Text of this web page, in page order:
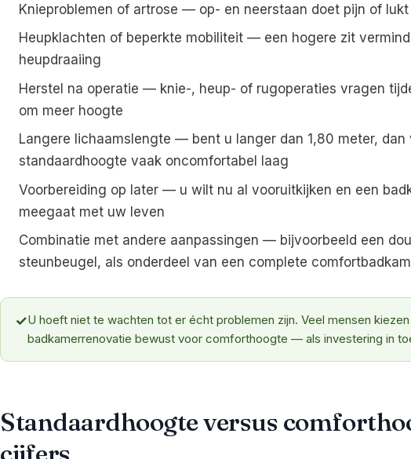
Knieproblemen of artrose — op- en neerstaan doet pijn of
Heupklachten of beperkte mobiliteit — een hogere zit
heupdraaiing
Herstel na operatie — knie-, heup- of rugoperaties vragen
om meer hoogte
Langere lichaamslengte — bent u langer dan 1,80 meter, dan
standaardhoogte vaak oncomfortabel laag
Voorbereiding op later — u wilt nu al vooruitkijken en een
meegaat met uw leven
Combinatie met andere aanpassingen — bijvoorbeeld een
steunbeugel, als onderdeel van een complete
✓U hoeft niet te wachten tot er écht problemen zijn. Veel mensen
badkamerrenovatie bewust voor comforthoogte — als investering in
Standaardhoogte versus